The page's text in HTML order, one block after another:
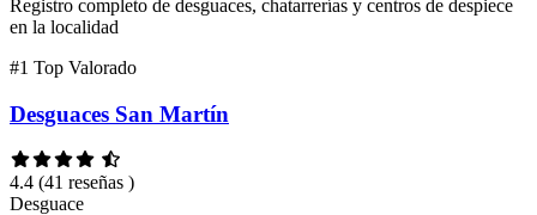
Registro completo de desguaces, chatarrerías y centros de despiece
en la localidad
#1 Top Valorado
Desguaces San Martín
4.4 (41 reseñas )
Desguace